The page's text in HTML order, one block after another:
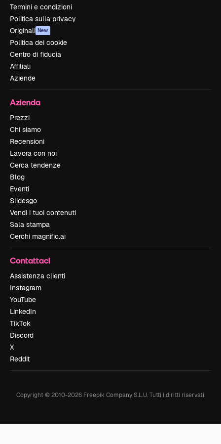
Termini e condizioni
Politica sulla privacy
Originali New
Politica dei cookie
Centro di fiducia
Affiliati
Aziende
Azienda
Prezzi
Chi siamo
Recensioni
Lavora con noi
Cerca tendenze
Blog
Eventi
Slidesgo
Vendi i tuoi contenuti
Sala stampa
Cerchi magnific.ai
Contattaci
Assistenza clienti
Instagram
YouTube
LinkedIn
TikTok
Discord
X
Reddit
Copyright © 2010-2026Freepik Company S.L.U. Tutti i diritti riservati.